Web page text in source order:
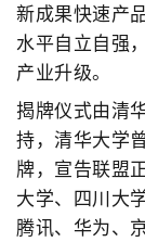
新成果快速产
水平自立自强
产业升级。
揭牌仪式由清
持，清华大学
牌，宣告联盟
大学、四川大
腾讯、华为、